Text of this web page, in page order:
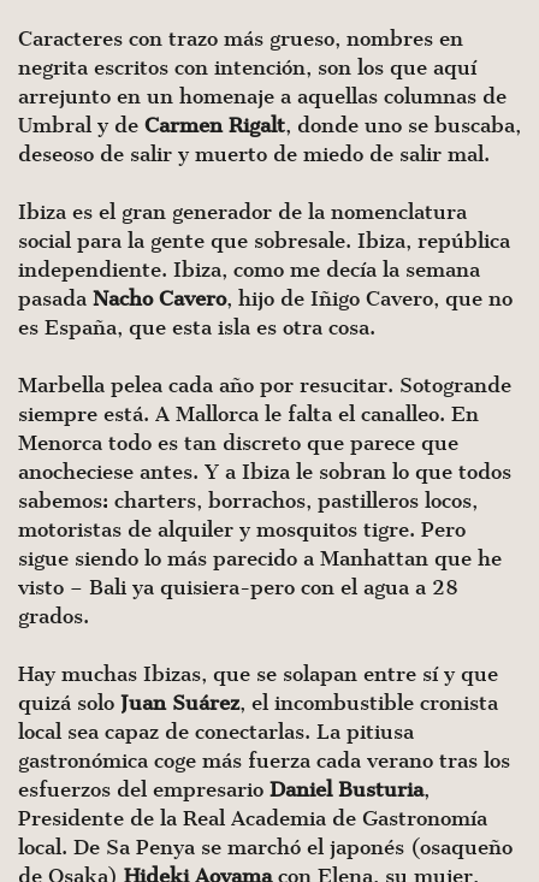
Caracteres con trazo más grueso, nombres en
negrita escritos con intención, son los que aquí
arrejunto en un homenaje a aquellas columnas de
Umbral y de Carmen Rigalt, donde uno se buscaba,
deseoso de salir y muerto de miedo de salir mal.
Ibiza es el gran generador de la nomenclatura
social para la gente que sobresale. Ibiza, república
independiente. Ibiza, como me decía la semana
pasada Nacho Cavero, hijo de Iñigo Cavero, que no
es España, que esta isla es otra cosa.
Marbella pelea cada año por resucitar. Sotogrande
siempre está. A Mallorca le falta el canalleo. En
Menorca todo es tan discreto que parece que
anocheciese antes. Y a Ibiza le sobran lo que todos
sabemos: charters, borrachos, pastilleros locos,
motoristas de alquiler y mosquitos tigre. Pero
sigue siendo lo más parecido a Manhattan que he
visto – Bali ya quisiera-pero con el agua a 28
grados.
Hay muchas Ibizas, que se solapan entre sí y que
quizá solo Juan Suárez, el incombustible cronista
local sea capaz de conectarlas. La pitiusa
gastronómica coge más fuerza cada verano tras los
esfuerzos del empresario Daniel Busturia,
Presidente de la Real Academia de Gastronomía
local. De Sa Penya se marchó el japonés (osaqueño
de Osaka) Hideki Aoyamacon Elena, su mujer,